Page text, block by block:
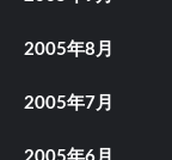
2005年8月
2005年7月